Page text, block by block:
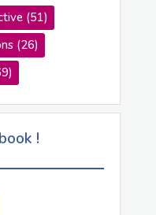
(51)
(26)
!